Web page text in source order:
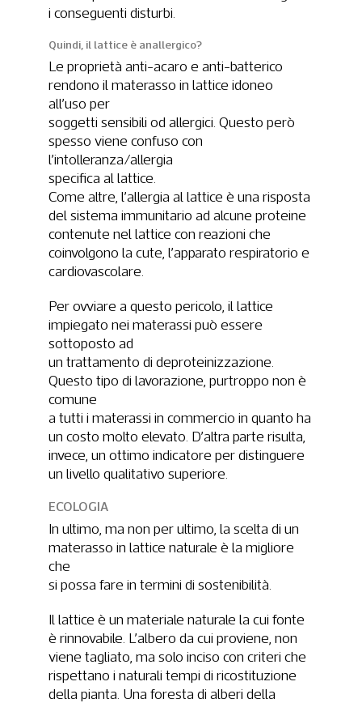
i conseguenti disturbi.
Quindi, il lattice è anallergico?
Le proprietà anti-acaro e anti-batterico
rendono il materasso in lattice idoneo
all’uso per
soggetti sensibili od allergici. Questo però
spesso viene confuso con
l’intolleranza/allergia
specifica al lattice.
Come altre, l’allergia al lattice è una risposta
del sistema immunitario ad alcune proteine
contenute nel lattice con reazioni che
coinvolgono la cute, l’apparato respiratorio e
cardiovascolare.
Per ovviare a questo pericolo, il lattice
impiegato nei materassi può essere
sottoposto ad
un trattamento di deproteinizzazione.
Questo tipo di lavorazione, purtroppo non è
comune
a tutti i materassi in commercio in quanto ha
un costo molto elevato. D’altra parte risulta,
invece, un ottimo indicatore per distinguere
un livello qualitativo superiore.
ECOLOGIA
In ultimo, ma non per ultimo, la scelta di un
materasso in lattice naturale è la migliore
che
si possa fare in termini di sostenibilità.
Il lattice è un materiale naturale la cui fonte
è rinnovabile. L’albero da cui proviene, non
viene tagliato, ma solo inciso con criteri che
rispettano i naturali tempi di ricostituzione
della pianta. Una foresta di alberi della